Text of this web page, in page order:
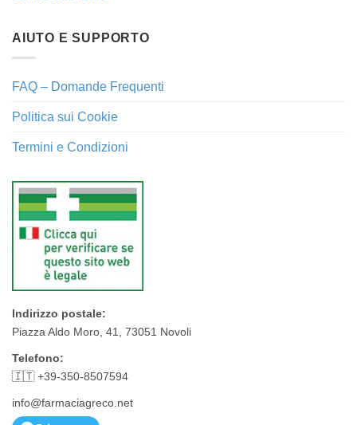
AIUTO E SUPPORTO
FAQ – Domande Frequenti
Politica sui Cookie
Termini e Condizioni
Indirizzo postale:
Piazza Aldo Moro, 41, 73051 Novoli
Telefono:
🇮🇹 +39-350-8507594
info@farmaciagreco.net